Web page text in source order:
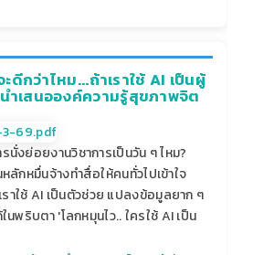
ดีกว่าไหม...ถ้าเราใช้ AI เป็นผู้
ำเสนอองค์ความรู้สุขภาพจิต
งย่อยงานวิชาการเป็นวัน ๆ ไหม?
ลักหมื่นจ้างทำสื่อให้คนทั่วไปเข้าใจ
ราใช้ AI เป็นตัวช่วย แปลงข้อมูลยาก ๆ
พริบตา 'โลกหมุนไว.. ใครใช้ AI เป็น